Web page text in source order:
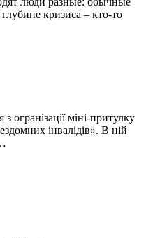
кризиса – кто-то
огранізації міні-притулку
інвалідів». В ній